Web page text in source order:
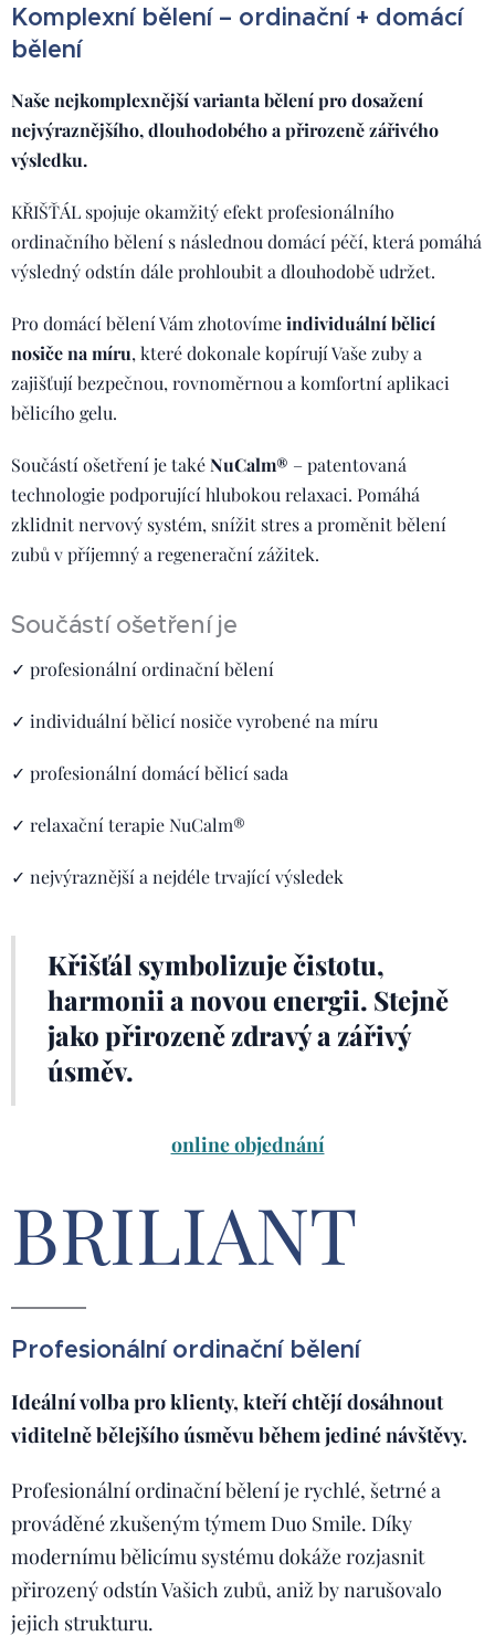
Komplexní bělení – ordinační + domácí
bělení
Naše nejkomplexnější varianta bělení pro dosažení
nejvýraznějšího, dlouhodobého a přirozeně zářivého
výsledku.
KŘIŠŤÁL spojuje okamžitý efekt profesionálního
ordinačního bělení s následnou domácí péčí, která pomáhá
výsledný odstín dále prohloubit a dlouhodobě udržet.
Pro domácí bělení Vám zhotovímeindividuální bělicí
nosiče na míru, které dokonale kopírují Vaše zuby a
zajišťují bezpečnou, rovnoměrnou a komfortní aplikaci
bělicího gelu.
Součástí ošetření je takéNuCalm® – patentovaná
technologie podporující hlubokou relaxaci. Pomáhá
zklidnit nervový systém, snížit stres a proměnit bělení
zubů v příjemný a regenerační zážitek.
Součástí ošetření je
✓ profesionální ordinační bělení
✓ individuální bělicí nosiče vyrobené na míru
✓ profesionální domácí bělicí sada
✓ relaxační terapie NuCalm®
✓ nejvýraznější a nejdéle trvající výsledek
Křišťál symbolizuje čistotu,
harmonii a novou energii. Stejně
jako přirozeně zdravý a zářivý
úsměv.
online objednání
BRILIANT
Profesionální ordinační bělení
Ideální volba pro klienty, kteří chtějí dosáhnout
viditelně bělejšího úsměvu během jediné návštěvy.
Profesionální ordinační bělení je rychlé, šetrné a
prováděné zkušeným týmem Duo Smile. Díky
modernímu bělicímu systému dokáže rozjasnit
přirozený odstín Vašich zubů, aniž by narušovalo
jejich strukturu.